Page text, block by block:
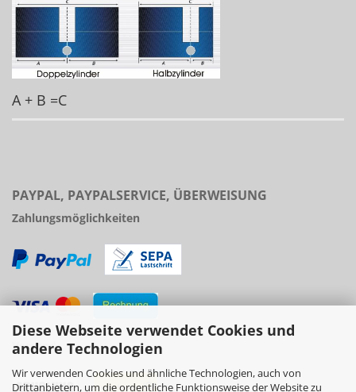
Diese Webseite verwendet Cookies und
andere Technologien
Wir verwenden Cookies und ähnliche Technologien, auch von
Drittanbietern, um die ordentliche Funktionsweise der Website zu
A + B =C
PAYPAL, PAYPALSERVICE, ÜBERWEISUNG
Zahlungsmöglichkeiten
Versand